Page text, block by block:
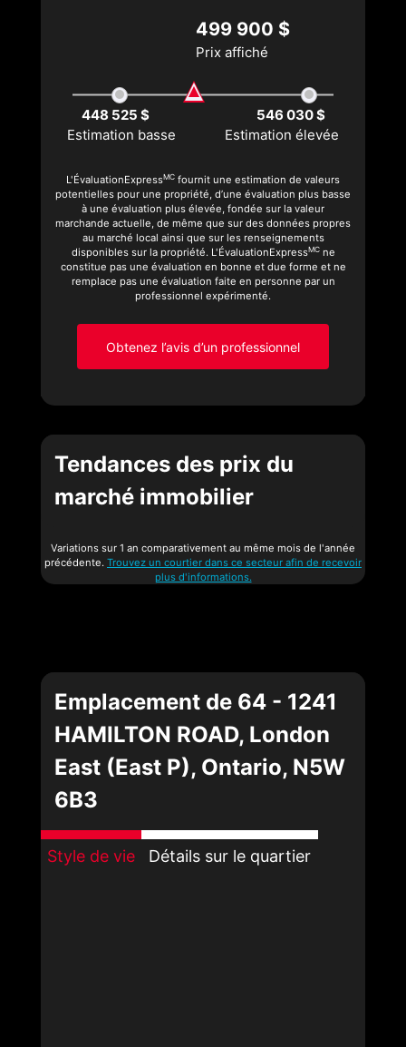
499 900 $
Prix affiché
448 525 $
546 030 $
Estimation basse
Estimation élevée
L'ÉvaluationExpressMC fournit une estimation de valeurs
potentielles pour une propriété, d’une évaluation plus basse
à une évaluation plus élevée, fondée sur la valeur
marchande actuelle, de même que sur des données propres
au marché local ainsi que sur les renseignements
disponibles sur la propriété. L'ÉvaluationExpressMCne
constitue pas une évaluation en bonne et due forme et ne
remplace pas une évaluation faite en personne par un
professionnel expérimenté.
Obtenez l’avis d’un professionnel
Tendances des prix du
marché immobilier
Variations sur 1 an comparativement au même mois de l'année
précédente. Trouvez un courtier dans ce secteur afin de recevoir
plus d'informations.
Emplacement de 64 - 1241
HAMILTON ROAD, London
East (East P), Ontario, N5W
6B3
Style de vie Détails sur le quartier